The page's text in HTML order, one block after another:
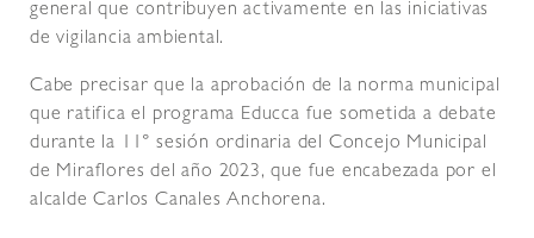
general que contribuyen activamente en las iniciativas
de vigilancia ambiental.
Cabe precisar que la aprobación de la norma municipal
que ratifica el programa Educca fue sometida a debate
durante la 11° sesión ordinaria del Concejo Municipal
de Miraflores del año 2023, que fue encabezada por el
alcalde Carlos Canales Anchorena.